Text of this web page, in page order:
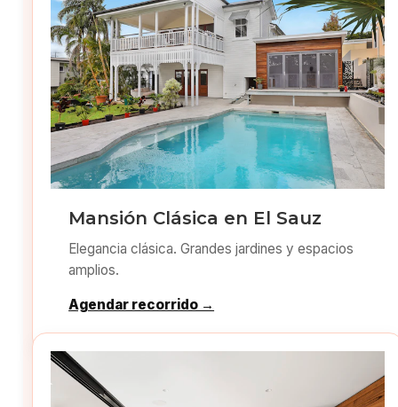
Mansión Clásica en El Sauz
Elegancia clásica. Grandes jardines y espacios
amplios.
Agendar recorrido →